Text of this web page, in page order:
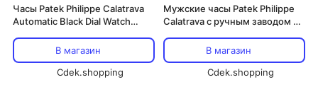
Часы Patek Philippe Calatrava
Automatic Black Dial Watch
В магазин
Cdek.shopping
Мужские часы Patek Philippe
Calatrava с ручным заводом и
6196P-001, бежевый
В магазин
Cdek.shopping